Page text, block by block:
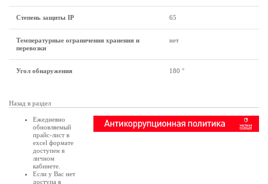
Степень защиты IP 65
Температурные ограничения хранения и
перевозки
нет
Угол обнаружения 180 °
Назад в раздел
Ежедневно
обновляемый
прайс-лист в
excel формате
доступен в
личном
кабинете
Если у Вас нет
доступа в